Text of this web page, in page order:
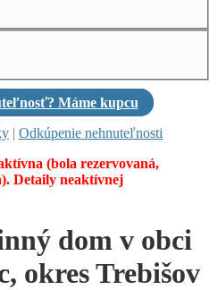
Máme kupcu
| Odkúpenie nehnuteľnosti
(bola rezervovaná,
Detaily neaktívnej
dom v obci
okres Trebišov